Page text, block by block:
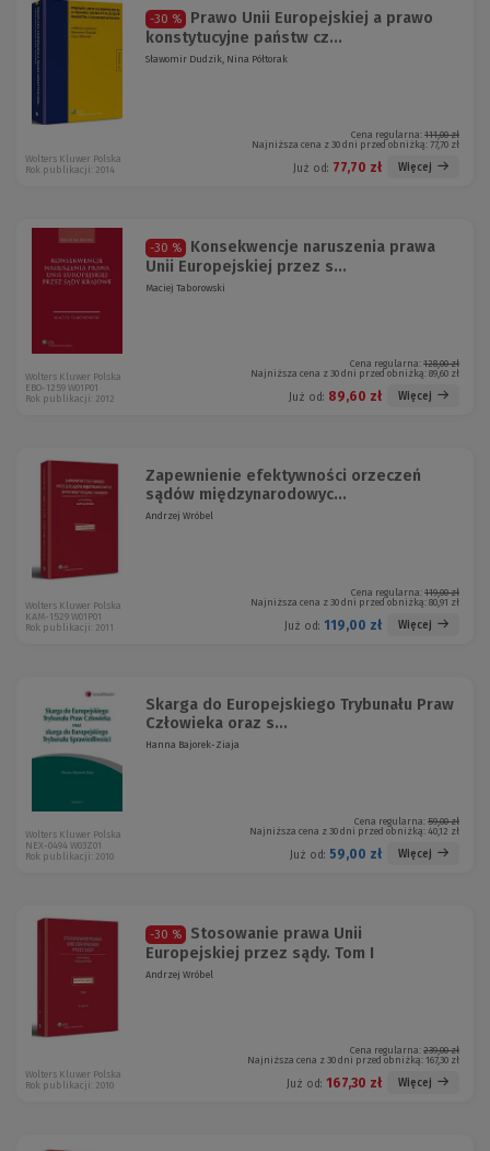
-30 %
Prawo Unii Europejskiej a prawo
konstytucyjne państw cz...
Sławomir Dudzik, Nina Półtorak
Cena regularna: 111,00 zł
Najniższa cena z 30 dni przed obniżką: 77,70 zł
Już od: 77,70 zł Więcej
Wolters Kluwer Polska
Rok publikacji: 2014
-30 %
Konsekwencje naruszenia prawa
Unii Europejskiej przez s...
Maciej Taborowski
Cena regularna: 128,00 zł
Najniższa cena z 30 dni przed obniżką: 89,60 zł
Już od: 89,60 zł Więcej
Wolters Kluwer Polska
EBO-1259 W01P01
Rok publikacji: 2012
Zapewnienie efektywności orzeczeń
sądów międzynarodowyc...
Andrzej Wróbel
Cena regularna: 119,00 zł
Najniższa cena z 30 dni przed obniżką: 80,91 zł
Już od: 119,00 zł Więcej
Wolters Kluwer Polska
KAM-1529 W01P01
Rok publikacji: 2011
Skarga do Europejskiego Trybunału Praw
Człowieka oraz s...
Hanna Bajorek-Ziaja
Cena regularna: 59,00 zł
Najniższa cena z 30 dni przed obniżką: 40,12 zł
Już od: 59,00 zł Więcej
Wolters Kluwer Polska
NEX-0494 W03Z01
Rok publikacji: 2010
-30 %
Stosowanie prawa Unii
Europejskiej przez sądy. Tom I
Andrzej Wróbel
Cena regularna: 239,00 zł
Najniższa cena z 30 dni przed obniżką: 167,30 zł
Już od: 167,30 zł Więcej
Wolters Kluwer Polska
Rok publikacji: 2010